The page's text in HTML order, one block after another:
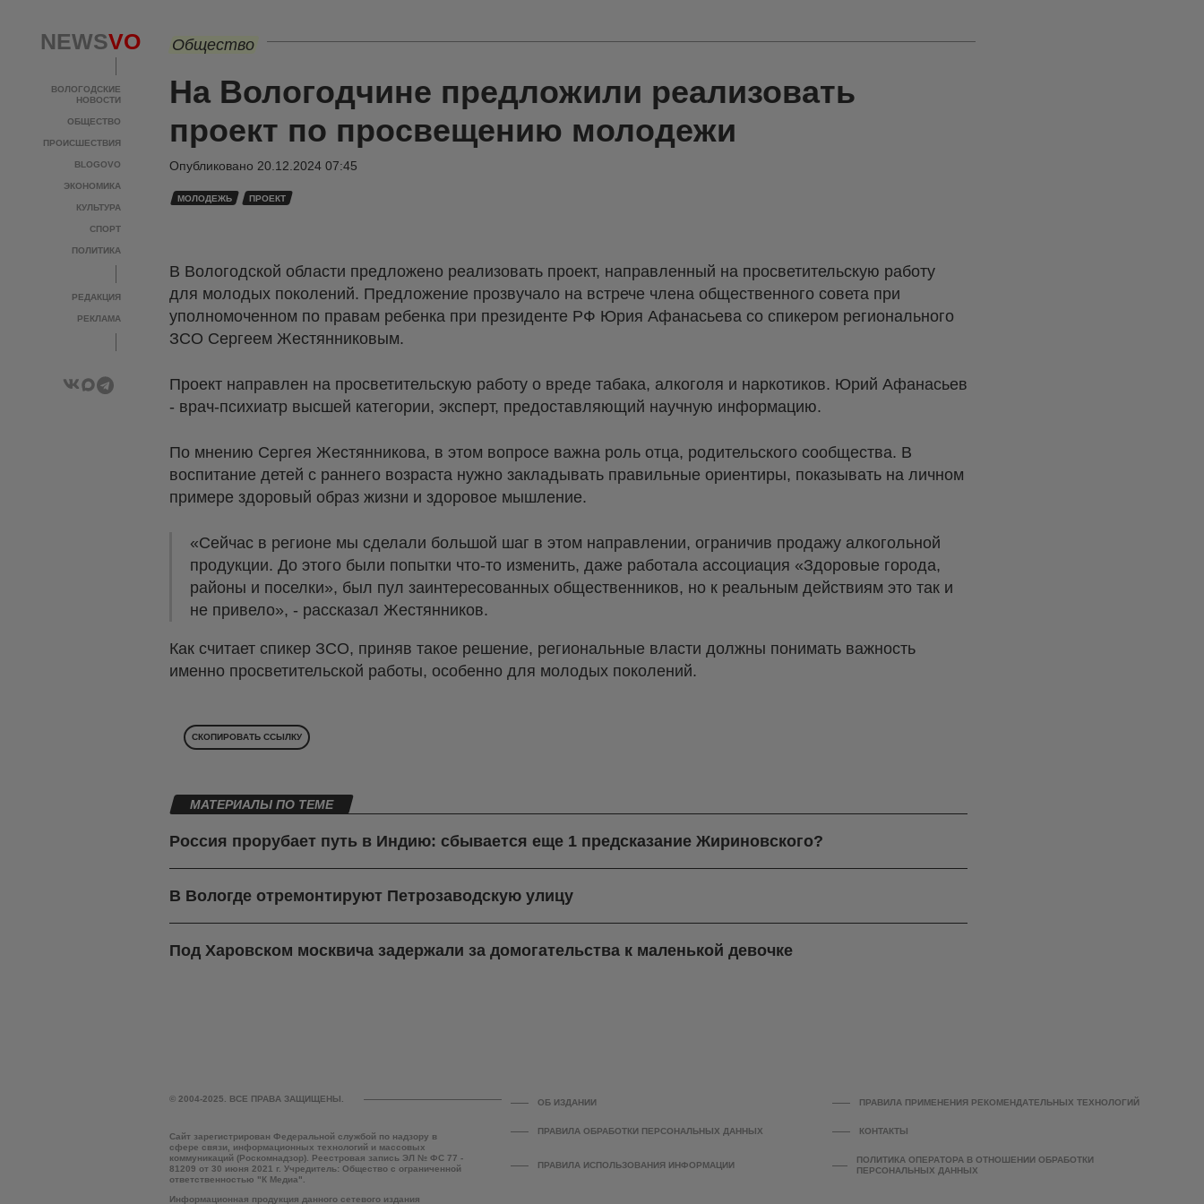
NEWSVO
ВОЛОГОДСКИЕ
НОВОСТИ
ОБЩЕСТВО
ПРОИСШЕСТВИЯ
BLOGOVO
ЭКОНОМИКА
КУЛЬТУРА
СПОРТ
ПОЛИТИКА
РЕДАКЦИЯ
РЕКЛАМА
Общество
На Вологодчине предложили реализовать
проект по просвещению молодежи
Опубликовано 20.12.2024 07:45
МОЛОДЕЖЬ ПРОЕКТ
В Вологодской области предложено реализовать проект, направленный на просветительскую работу
для молодых поколений. Предложение прозвучало на встрече члена общественного совета при
уполномоченном по правам ребенка при президенте РФ Юрия Афанасьева со спикером регионального
ЗСО Сергеем Жестянниковым.
Проект направлен на просветительскую работу о вреде табака, алкоголя и наркотиков. Юрий Афанасьев
- врач-психиатр высшей категории, эксперт, предоставляющий научную информацию.
По мнению Сергея Жестянникова, в этом вопросе важна роль отца, родительского сообщества. В
воспитание детей с раннего возраста нужно закладывать правильные ориентиры, показывать на личном
примере здоровый образ жизни и здоровое мышление.
«Сейчас в регионе мы сделали большой шаг в этом направлении, ограничив продажу алкогольной
продукции. До этого были попытки что-то изменить, даже работала ассоциация «Здоровые города,
районы и поселки», был пул заинтересованных общественников, но к реальным действиям это так и
не привело», - рассказал Жестянников.
Как считает спикер ЗСО, приняв такое решение, региональные власти должны понимать важность
именно просветительской работы, особенно для молодых поколений.
СКОПИРОВАТЬ ССЫЛКУ
МАТЕРИАЛЫ ПО ТЕМЕ
Россия прорубает путь в Индию: сбывается еще 1 предсказание Жириновского?
В Вологде отремонтируют Петрозаводскую улицу
Под Харовском москвича задержали за домогательства к маленькой девочке
© 2004-2025. ВСЕ ПРАВА ЗАЩИЩЕНЫ.
Сайт зарегистрирован Федеральной службой по надзору в
сфере связи, информационных технологий и массовых
коммуникаций (Роскомнадзор). Реестровая запись ЭЛ № ФС 77 -
81209 от 30 июня 2021 г. Учредитель: Общество с ограниченной
ответственностью "К Медиа".
Информационная продукция данного сетевого издания
ОБ ИЗДАНИИ ПРАВИЛА ПРИМЕНЕНИЯ РЕКОМЕНДАТЕЛЬНЫХ ТЕХНОЛОГИЙ
ПРАВИЛА ОБРАБОТКИ ПЕРСОНАЛЬНЫХ ДАННЫХ КОНТАКТЫ
ПРАВИЛА ИСПОЛЬЗОВАНИЯ ИНФОРМАЦИИ
ПОЛИТИКА ОПЕРАТОРА В ОТНОШЕНИИ ОБРАБОТКИ
ПЕРСОНАЛЬНЫХ ДАННЫХ